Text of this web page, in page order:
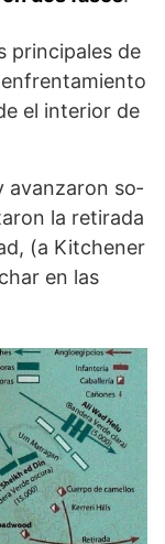
principales de
el interior de
avanzaron so­
la retirada
(a Kitchener
en las